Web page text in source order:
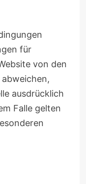
für
von den
ausdrücklich
Falle gelten